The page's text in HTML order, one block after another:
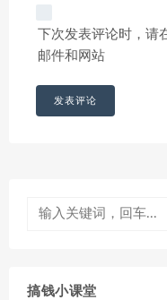
下次发表评论时，
邮件和网站
搞钱小课堂